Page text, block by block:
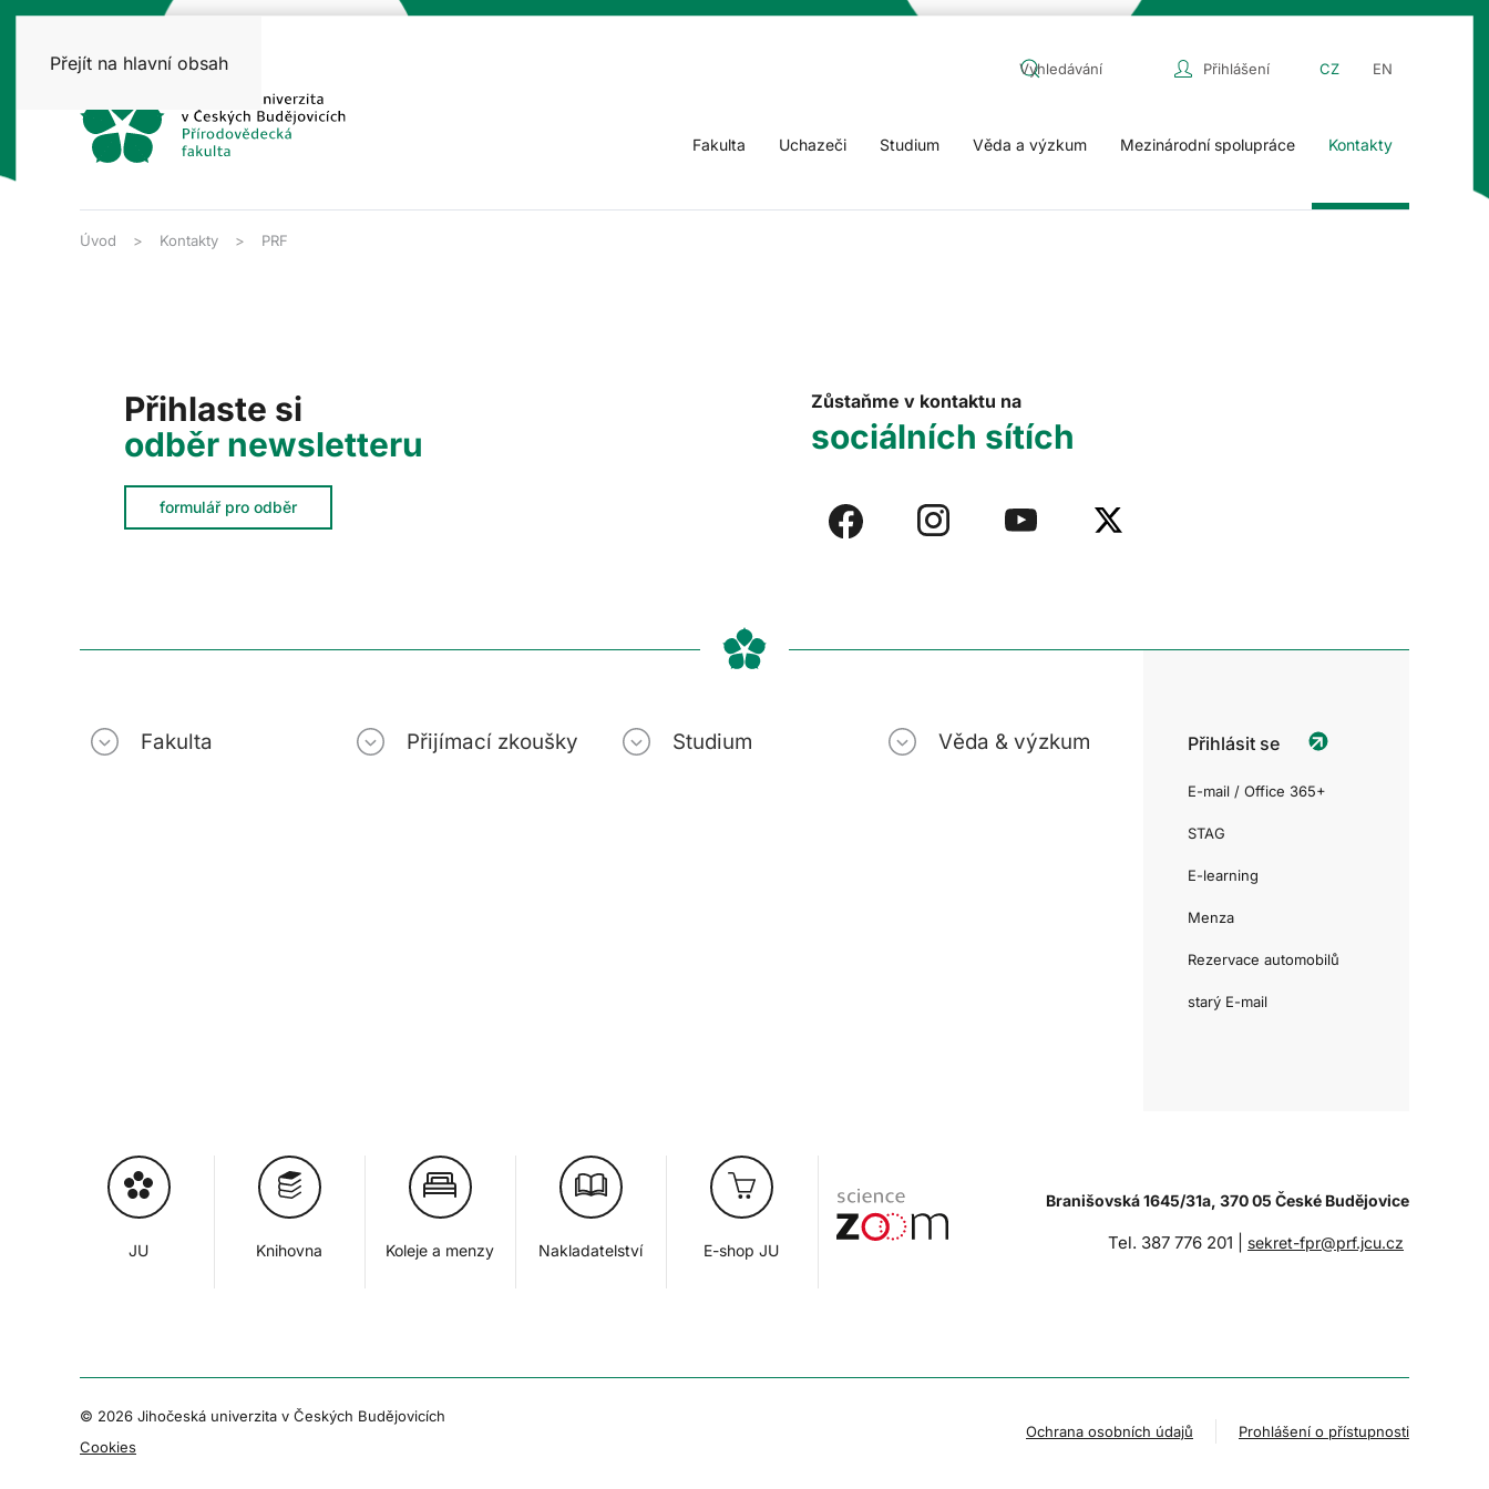
Přejít na hlavní obsah Přihlášení CZ EN
Fakulta Uchazeči Studium Věda a výzkum Mezinárodní spolupráce Kontakty
Úvod Kontakty PRF
Přihlaste si
odběr newsletteru
formulář pro odběr
Zůstaňme v kontaktu na
sociálních sítích
Fakulta Přijímací zkoušky Studium Věda & výzkum Přihlásit se
E-mail / Office 365+
STAG
E-learning
Menza
Rezervace automobilů
starý E-mail
JU Knihovna Koleje a menzy Nakladatelství E-shop JU
Branišovská 1645/31a, 370 05 České Budějovice
Tel. 387 776 201 | sekret-fpr@prf.jcu.cz
© 2026 Jihočeská univerzita v Českých Budějovicích
Cookies
Ochrana osobních údajů Prohlášení o přístupnosti